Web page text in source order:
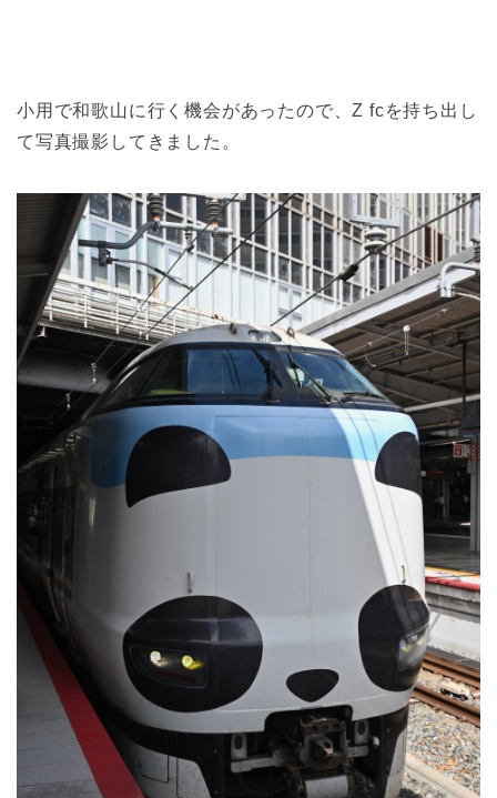
小用で和歌山に行く機会があったので、Z fcを持ち出し
て写真撮影してきました。